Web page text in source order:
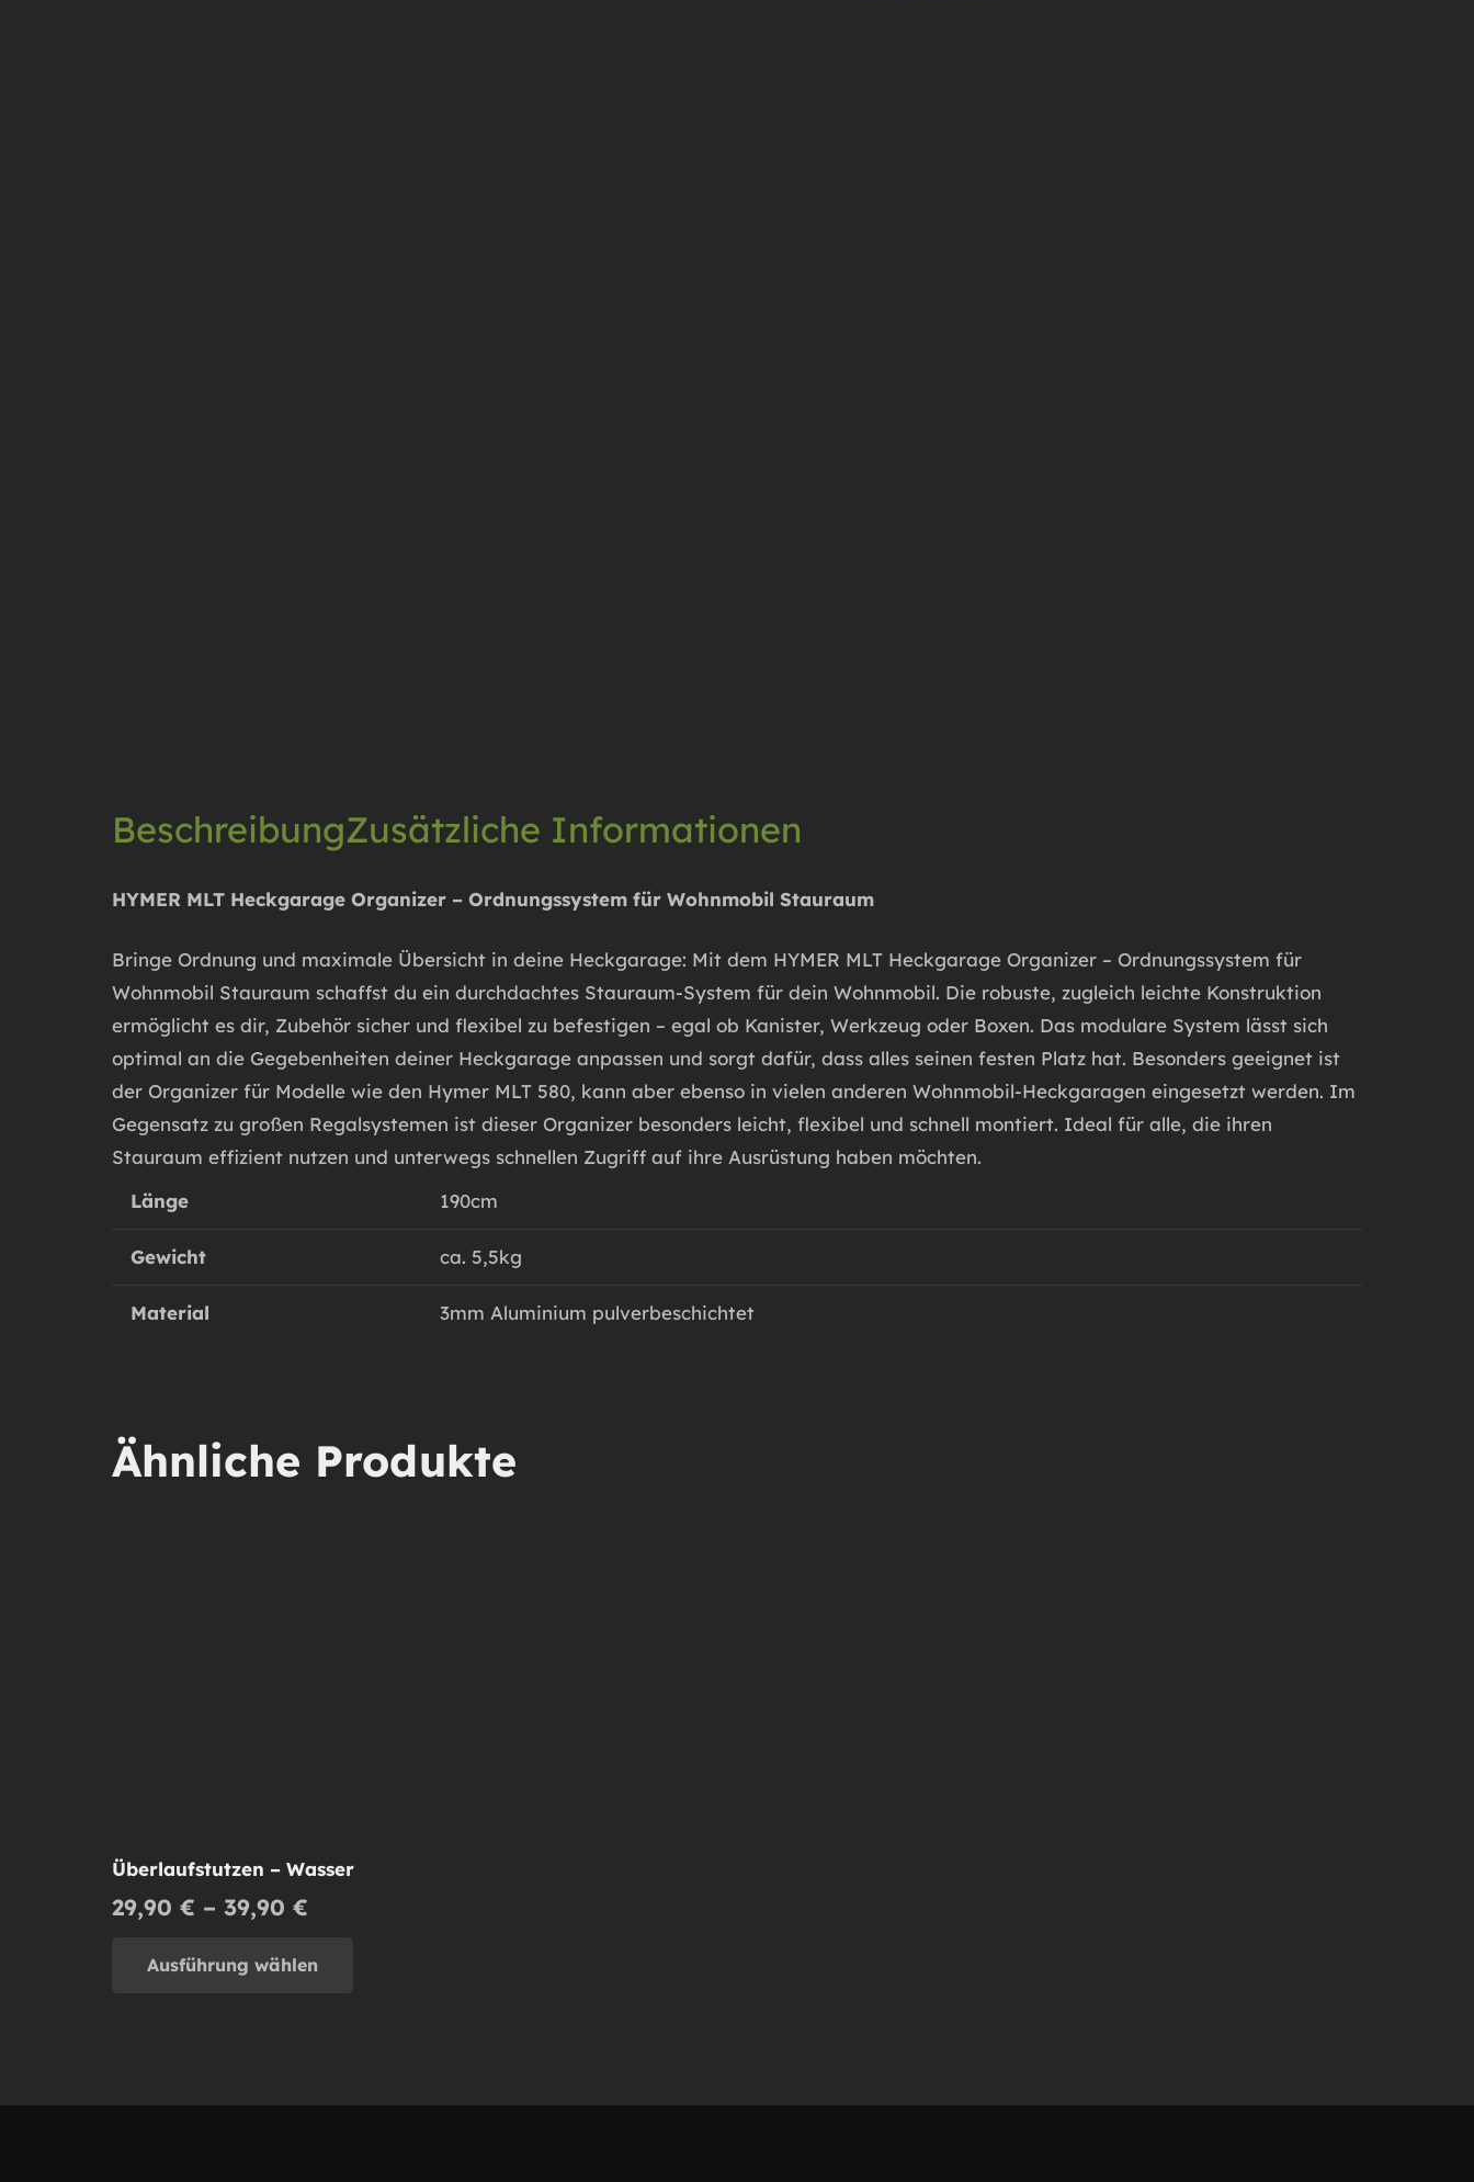
BeschreibungZusätzliche Informationen
HYMER MLT Heckgarage Organizer – Ordnungssystem für Wohnmobil Stauraum
Bringe Ordnung und maximale Übersicht in deine Heckgarage: Mit dem HYMER MLT Heckgarage Organizer – Ordnungssystem für
Wohnmobil Stauraum schaffst du ein durchdachtes Stauraum-System für dein Wohnmobil. Die robuste, zugleich leichte Konstruktion
ermöglicht es dir, Zubehör sicher und flexibel zu befestigen – egal ob Kanister, Werkzeug oder Boxen. Das modulare System lässt sich
optimal an die Gegebenheiten deiner Heckgarage anpassen und sorgt dafür, dass alles seinen festen Platz hat. Besonders geeignet ist
der Organizer für Modelle wie den Hymer MLT 580, kann aber ebenso in vielen anderen Wohnmobil-Heckgaragen eingesetzt werden. Im
Gegensatz zu großen Regalsystemen ist dieser Organizer besonders leicht, flexibel und schnell montiert. Ideal für alle, die ihren
Stauraum effizient nutzen und unterwegs schnellen Zugriff auf ihre Ausrüstung haben möchten.
Länge
190cm
Gewicht ca. 5,5kg
Material 3mm Aluminium pulverbeschichtet
Ähnliche Produkte
Überlaufstutzen – Wasser
29,90 € – 39,90 €
bis
Ausführung wählen